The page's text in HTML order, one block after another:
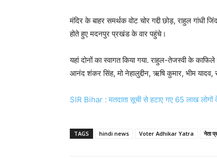
मंदिर के बाहर समर्थक वोट चोर गद्दी छोड़, राहुल
होते हुए मदनपुर प्रखंड के वार पहुंचे।
यहां दोनों का स्वागत किया गया. राहुल-तेजस्वी के
आनंद शंकर सिंह, मो नेहालुद्दीन, ऋषि कुमार, भीम
SIR Bihar : मतदाता सूची से हटाए गए 65 लाख लोगों
TAGS hindi news Voter Adhikar Yatra नेता